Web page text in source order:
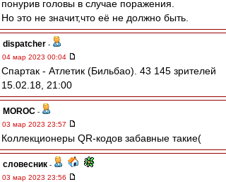
понурив головы в случае поражения.
Но это не значит,что её не должно быть.
dispatcher -
04 мар 2023 00:04
Спартак - Атлетик (Бильбао). 43 145 зрителей
15.02.18, 21:00
MOROC -
03 мар 2023 23:57
Коллекционеры QR-кодов забавные такие(
словесник -
03 мар 2023 23:56